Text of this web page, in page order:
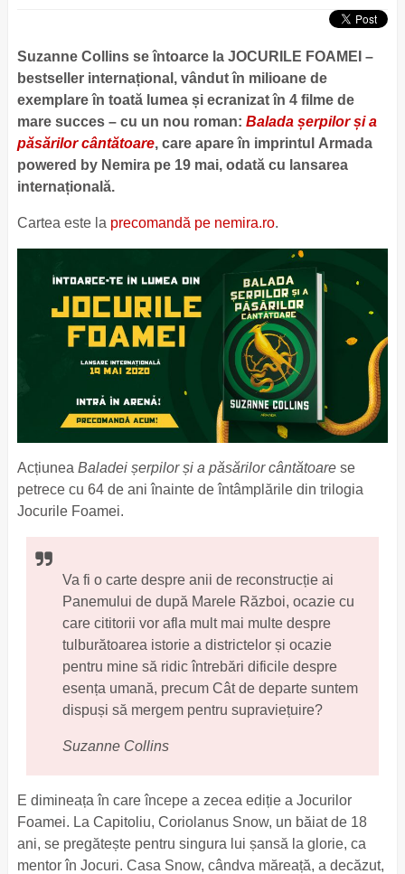
Suzanne Collins se întoarce la JOCURILE FOAMEI –
bestseller internațional, vândut în milioane de
exemplare în toată lumea și ecranizat în 4 filme de
mare succes – cu un nou roman: Balada șerpilor și a
păsărilor cântătoare, care apare în imprintul Armada
powered by Nemira pe 19 mai, odată cu lansarea
internațională.
Cartea este la precomandă pe nemira.ro.
Acțiunea Baladei șerpilor și a păsărilor cântătoarese
petrece cu 64 de ani înainte de întâmplările din trilogia
Jocurile Foamei.
Va fi o carte despre anii de reconstrucție ai
Panemului de după Marele Război, ocazie cu
care cititorii vor afla mult mai multe despre
tulburătoarea istorie a districtelor și ocazie
pentru mine să ridic întrebări dificile despre
esența umană, precum Cât de departe suntem
dispuși să mergem pentru supraviețuire?
Suzanne Collins
E dimineața în care începe a zecea ediție a Jocurilor
Foamei. La Capitoliu, Coriolanus Snow, un băiat de 18
ani, se pregătește pentru singura lui șansă la glorie, ca
mentor în Jocuri. Casa Snow, cândva măreață, a decăzut,